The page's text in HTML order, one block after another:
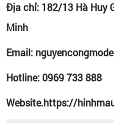
Địa chỉ: 182/13 Hà Huy
Minh
Email:
Hotline: 0969 733 888
Website.https://